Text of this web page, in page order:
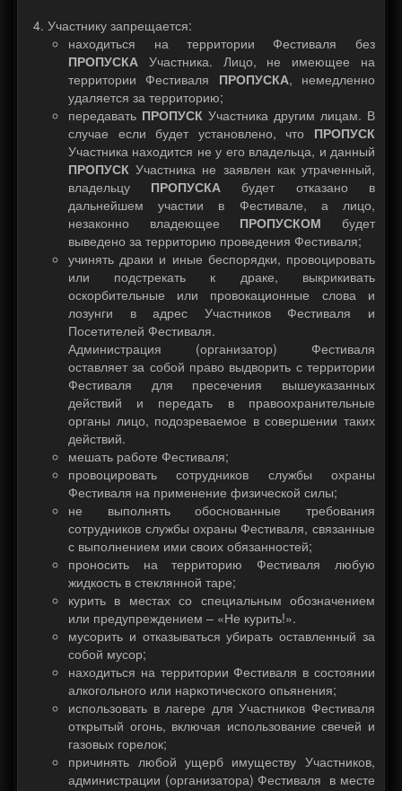
Участнику запрещается:
находиться на территории Фестиваля без
ПРОПУСКА Участника. Лицо, не имеющее на
территории Фестиваля ПРОПУСКА, немедленно
удаляется за территорию;
передавать ПРОПУСК Участника другим лицам. В
случае если будет установлено, что ПРОПУСК
Участника находится не у его владельца, и данный
ПРОПУСК Участника не заявлен как утраченный,
владельцу ПРОПУСКА будет отказано в
дальнейшем участии в Фестивале, а лицо,
незаконно владеющее ПРОПУСКОМ будет
выведено за территорию проведения Фестиваля;
учинять драки и иные беспорядки, провоцировать
или подстрекать к драке, выкрикивать
оскорбительные или провокационные слова и
лозунги в адрес Участников Фестиваля и
Посетителей Фестиваля.
Администрация (организатор) Фестиваля
оставляет за собой право выдворить с территории
Фестиваля для пресечения вышеуказанных
действий и передать в правоохранительные
органы лицо, подозреваемое в совершении таких
действий.
мешать работе Фестиваля;
провоцировать сотрудников службы охраны
Фестиваля на применение физической силы;
не выполнять обоснованные требования
сотрудников службы охраны Фестиваля, связанные
с выполнением ими своих обязанностей;
проносить на территорию Фестиваля любую
жидкость в стеклянной таре;
курить в местах со специальным обозначением
или предупреждением – «Не курить!».
мусорить и отказываться убирать оставленный за
собой мусор;
находиться на территории Фестиваля в состоянии
алкогольного или наркотического опьянения;
использовать в лагере для Участников Фестиваля
открытый огонь, включая использование свечей и
газовых горелок;
причинять любой ущерб имуществу Участников,
администрации (организатора) Фестиваля в месте